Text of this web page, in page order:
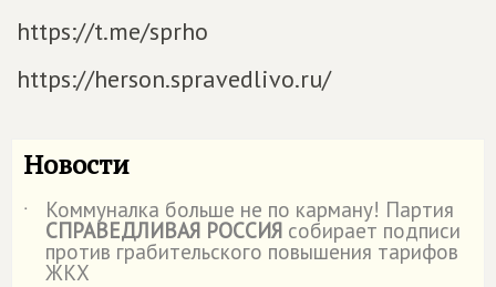
https://t.me/sprho
https://herson.spravedlivo.ru/
Новости
˙ Коммуналка больше не по карману! Партия
СПРАВЕДЛИВАЯ РОССИЯ собирает подписи
против грабительского повышения тарифов
ЖКХ